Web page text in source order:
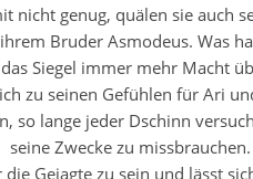
nicht genug, quälen sie auch
Bruder Asmodeus. Was
Siegel immer mehr Macht
zu seinen Gefühlen für Ari
so lange jeder Dschinn
seine Zwecke zu missbrauchen.
Gejagte zu sein und lässt